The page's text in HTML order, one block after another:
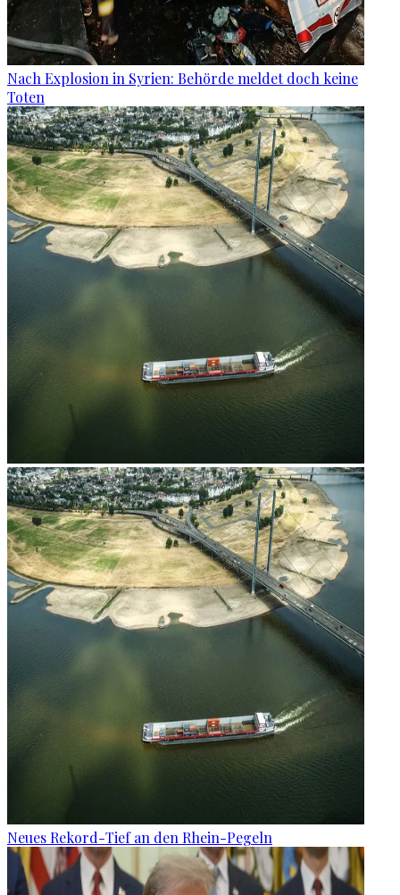
Nach Explosion in Syrien: Behörde meldet doch keine
Toten
Neues Rekord-Tief an den Rhein-Pegeln